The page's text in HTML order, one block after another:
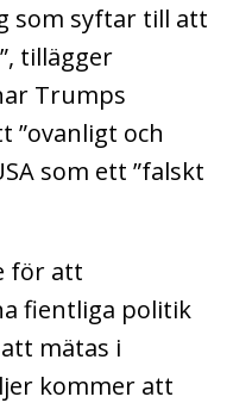
som syftar till att
tillägger
Trumps
”ovanligt och
som ett ”falskt
för att
fientliga politik
mätas i
kommer att